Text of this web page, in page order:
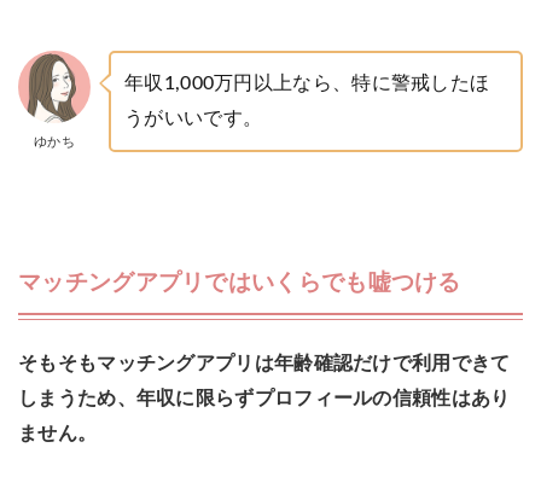
ゆかち
年収1,000万円以上なら、特に警戒したほ
うがいいです。
マッチングアプリではいくらでも嘘つける
そもそもマッチングアプリは年齢確認だけで利用できて
しまうため、年収に限らずプロフィールの信頼性はあり
ません。